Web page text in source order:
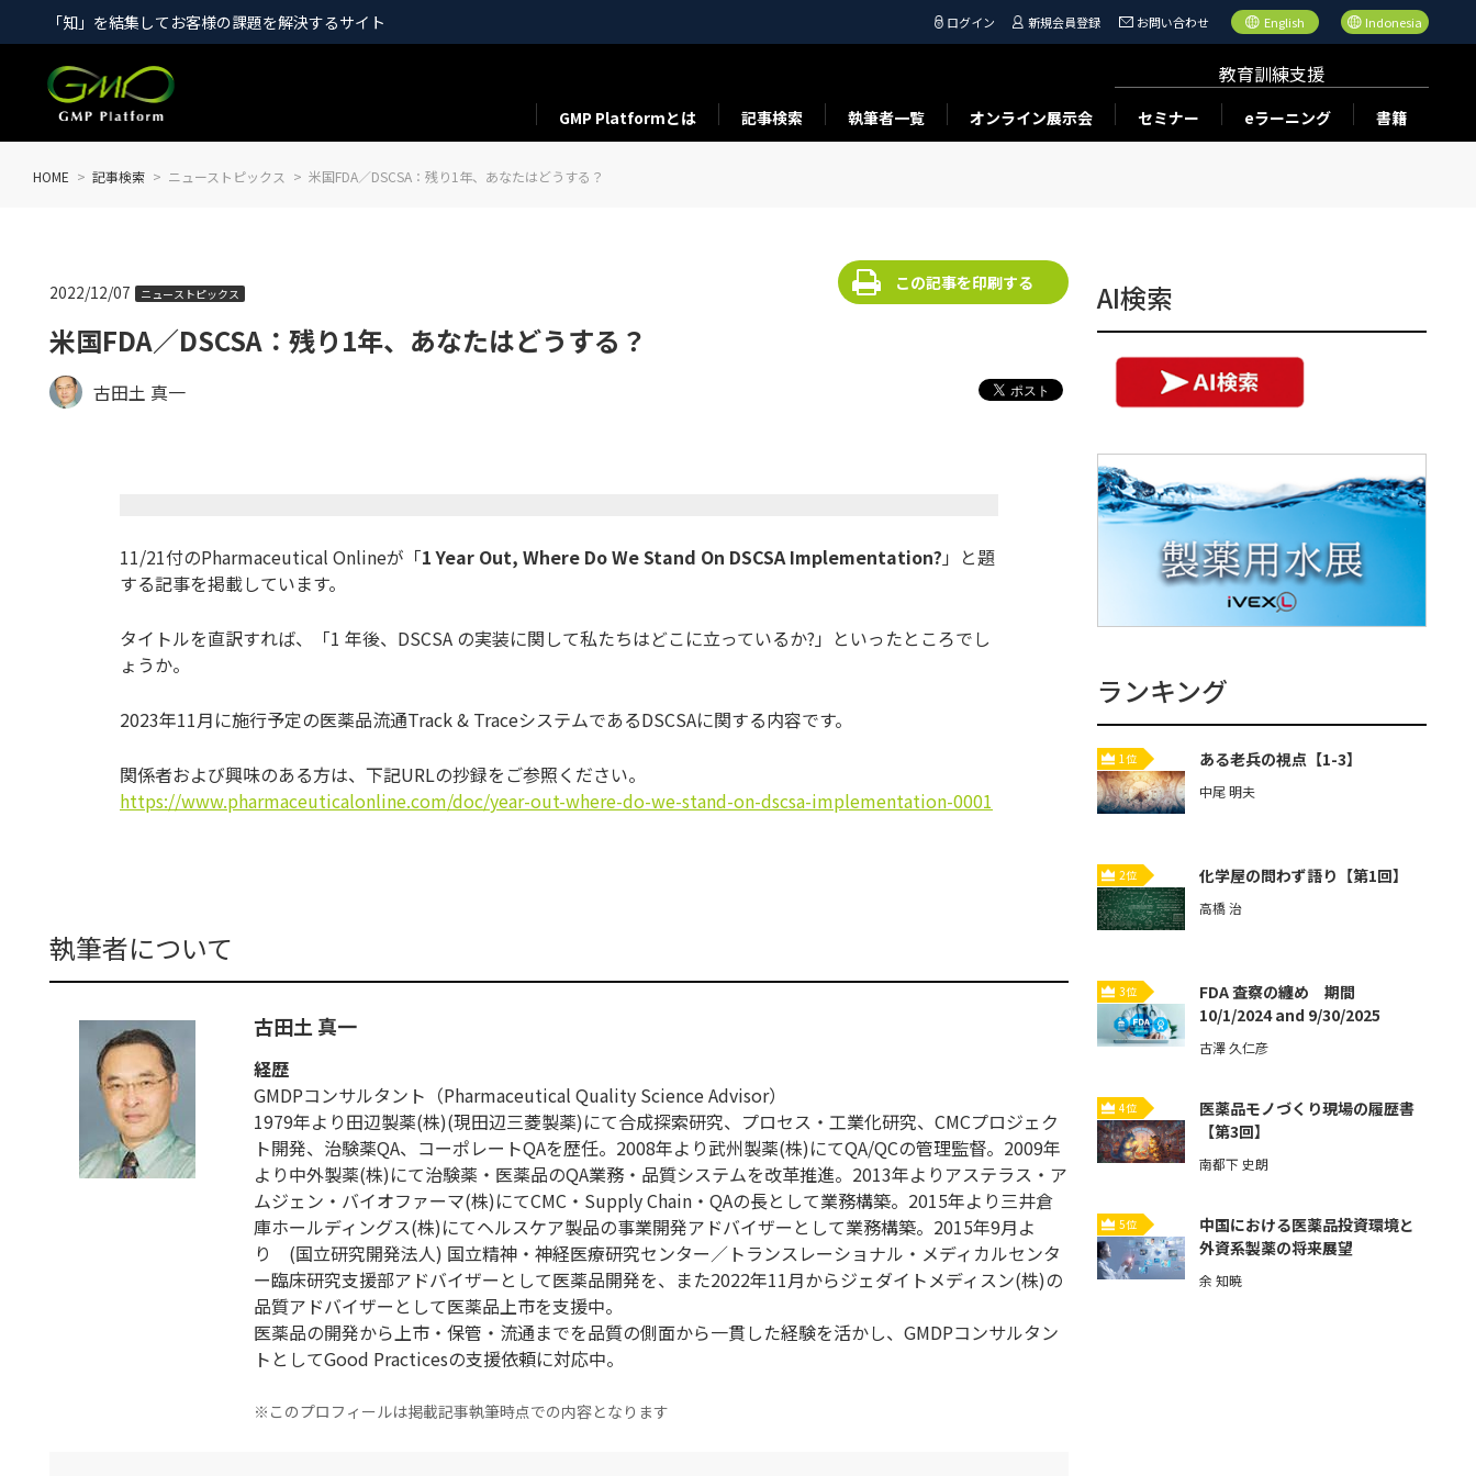
「知」を結集してお客様の課題を解決するサイト ログイン 新規会員登録 お問い合わせ English Indonesia
GMP Platformとは 記事検索 執筆者一覧 オンライン展示会
教育訓練支援
セミナー eラーニング 書籍
HOME 記事検索 ニューストピックス 米国FDA／DSCSA：残り1年、あなたはどうする？
米国FDA／DSCSA：残り1年、あなたはどうする？
2022/12/07 ニューストピックス
この記事を印刷する
古田土 真一
11/21付のPharmaceutical Onlineが「1 Year Out, Where Do We Stand On DSCSA Implementation? 」 と題
する記事を掲載しています。
タイトルを直訳すれば、「1 年後、DSCSA の実装に関して私たちはどこに立っているか?」 といったところでし
ょうか。
2023年11月に施行予定の医薬品流通Track & TraceシステムであるDSCSAに関する内容です。
関係者および興味のある方は、下記URLの抄録をご参照ください。
https://www.pharmaceuticalonline.com/doc/year-out-where-do-we-stand-on-dscsa-implementation-0001
執筆者について
古田土 真一
経歴
GMDPコンサルタント（Pharmaceutical Quality Science Advisor）
1979年より田辺製薬(株)(現田辺三菱製薬)にて合成探索研究、プロセス・工業化研究、CMCプロジェク
ト開発、治験薬QA、コーポレートQAを歴任。2008年より武州製薬(株)にてQA/QCの管理監督。2009年
より中外製薬(株)にて治験薬・医薬品のQA業務・品質システムを改革推進。2013年よりアステラス・ア
ムジェン・バイオファーマ(株)にてCMC・Supply Chain・QAの長として業務構築。2015年より三井倉
庫ホールディングス(株)にてヘルスケア製品の事業開発アドバイザーとして業務構築。2015年9月よ
り (国立研究開発法人) 国立精神・神経医療研究センター／トランスレーショナル・メディカルセンタ
ー臨床研究支援部アドバイザーとして医薬品開発を、また2022年11月からジェダイトメディスン(株)の
品質アドバイザーとして医薬品上市を支援中。
医薬品の開発から上市・保管・流通までを品質の側面から一貫した経験を活かし、GMDPコンサルタン
トとしてGood Practicesの支援依頼に対応中。
※このプロフィールは掲載記事執筆時点での内容となります
AI検索
ランキング
1位 ある老兵の視点【1-3】
中尾 明夫
2位 化学屋の問わず語り【第1回】
高橋 治
3位
FDA 査察の纏め 期間
10/1/2024 and 9/30/2025
古澤 久仁彦
4位
医薬品モノづくり現場の履歴書
【第3回】
南都下 史朗
5位
中国における医薬品投資環境と
外資系製薬の将来展望
余 知暁